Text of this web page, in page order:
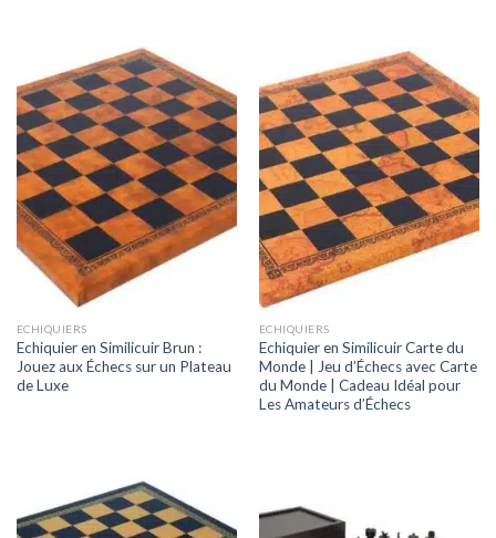
ECHIQUIERS
Echiquier en Similicuir Brun :
Jouez aux Échecs sur un Plateau
de Luxe
ECHIQUIERS
Echiquier en Similicuir Carte du
Monde | Jeu d’Échecs avec Carte
du Monde | Cadeau Idéal pour
Les Amateurs d’Échecs